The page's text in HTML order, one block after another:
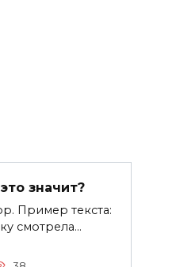
значит?
Пример текста:
смотрела…